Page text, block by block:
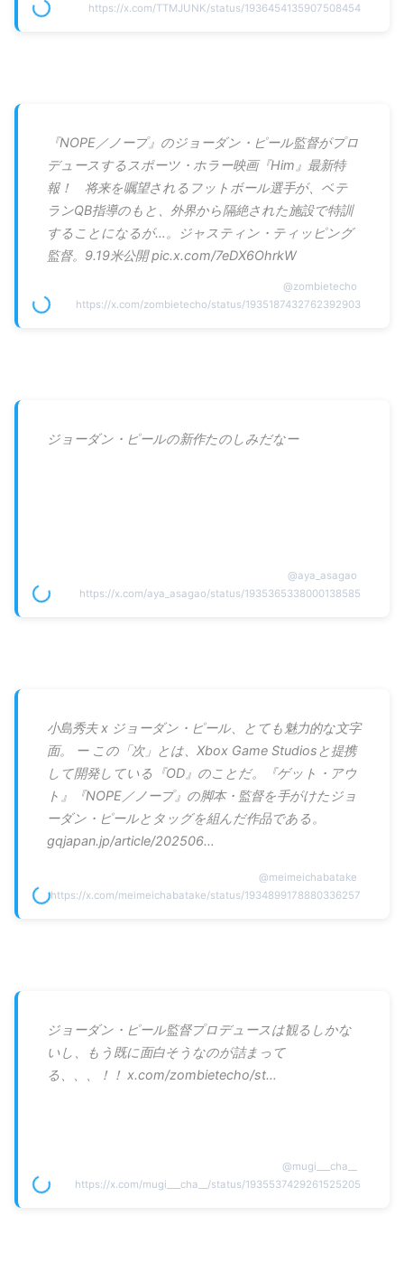
https://x.com/TTMJUNK/status/1936454135907508454
『NOPE／ノープ』のジョーダン・ピール監督がプロ
デュースするスポーツ・ホラー映画『Him』最新特
報！ 将来を嘱望されるフットボール選手が、ベテ
ランQB指導のもと、外界から隔絶された施設で特訓
することになるが…。ジャスティン・ティッピング
監督。9.19米公開 pic.x.com/7eDX6OhrkW
@zombietecho
https://x.com/zombietecho/status/1935187432762392903
ジョーダン・ピールの新作たのしみだなー
@aya_asagao
https://x.com/aya_asagao/status/1935365338000138585
小島秀夫 x ジョーダン・ピール、とても魅力的な文字
面。 ー この「次」とは、Xbox Game Studiosと提携
して開発している『OD』のことだ。『ゲット・アウ
ト』『NOPE／ノープ』の脚本・監督を手がけたジョ
ーダン・ピールとタッグを組んだ作品である。
gqjapan.jp/article/202506…
@meimeichabatake
https://x.com/meimeichabatake/status/1934899178880336257
ジョーダン・ピール監督プロデュースは観るしかな
いし、もう既に面白そうなのが詰まって
る、、、！！ x.com/zombietecho/st…
@mugi___cha__
https://x.com/mugi___cha__/status/1935537429261525205